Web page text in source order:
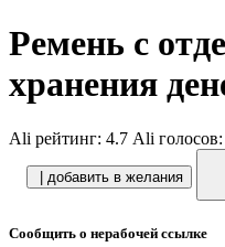
Ремень с
хранения
Ali рейтинг: 4.7 Ali голосов:
| добавить в желания
Сообщить о нерабочей ссылке